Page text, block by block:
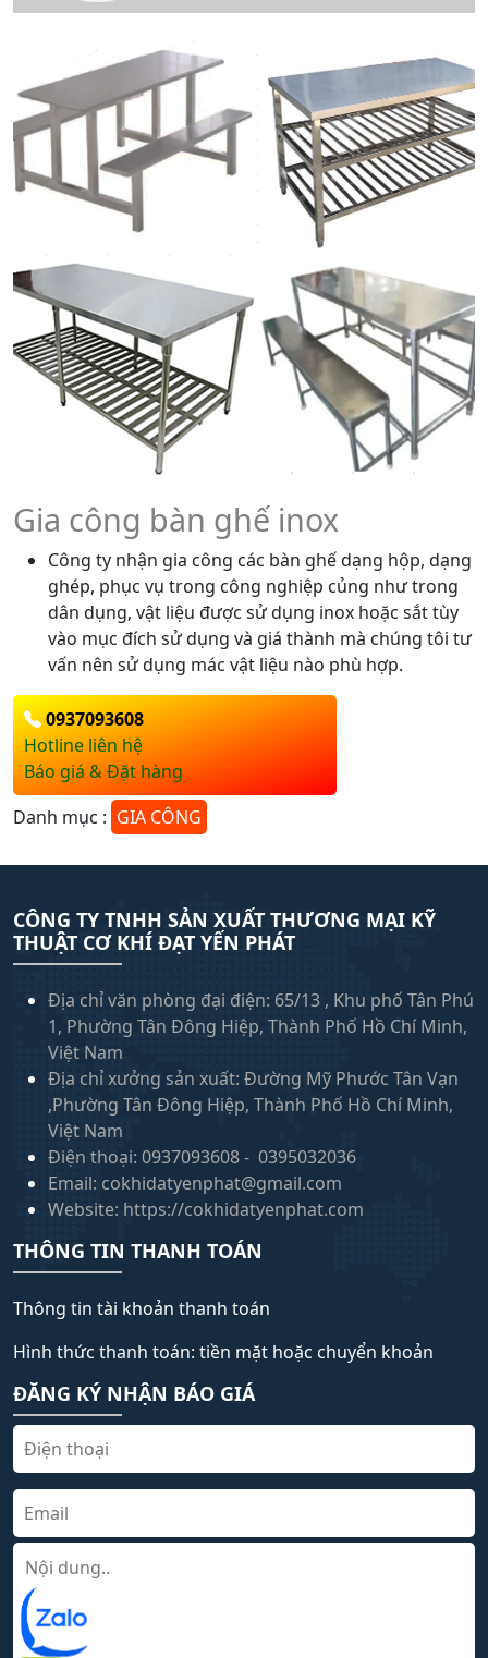
Gia công bàn ghế inox
Công ty nhận gia công các bàn ghế dạng hộp, dạng
ghép, phục vụ trong công nghiệp củng như trong
dân dụng, vật liệu được sử dụng inox hoặc sắt tùy
vào mục đích sử dụng và giá thành mà chúng tôi tư
vấn nên sử dụng mác vật liệu nào phù hợp.
0937093608
Hotline liên hệ
Báo giá & Đặt hàng
Danh mục : GIA CÔNG
CÔNG TY TNHH SẢN XUẤT THƯƠNG MẠI KỸ
THUẬT CƠ KHÍ ĐẠT YẾN PHÁT
Địa chỉ văn phòng đại điện: 65/13 , Khu phố Tân Phú
1, Phường Tân Đông Hiệp, Thành Phố Hồ Chí Minh,
Việt Nam
Địa chỉ xưởng sản xuất: Đường Mỹ Phước Tân Vạn
,Phường Tân Đông Hiệp, Thành Phố Hồ Chí Minh,
Việt Nam
Điện thoại: 0937093608 - 0395032036
Email: cokhidatyenphat@gmail.com
Website: https://cokhidatyenphat.com
THÔNG TIN THANH TOÁN
Thông tin tài khoản thanh toán
Hình thức thanh toán: tiền mặt hoặc chuyển khoản
ĐĂNG KÝ NHẬN BÁO GIÁ